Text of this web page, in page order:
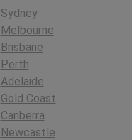
Sydney
Melbourne
Brisbane
Perth
Adelaide
Gold Coast
Canberra
Newcastle